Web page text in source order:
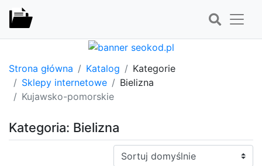
Strona główna Katalog
Kategorie
Sklepy internetowe
Bielizna
Kujawsko-pomorskie
Kategoria: Bielizna
Sortuj: